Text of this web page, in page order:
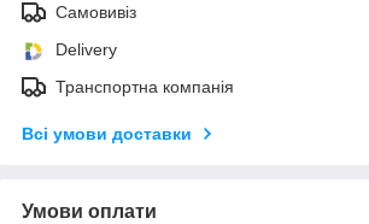
Самовивіз
Delivery
Транспортна компанія
Всі умови доставки
Умови оплати